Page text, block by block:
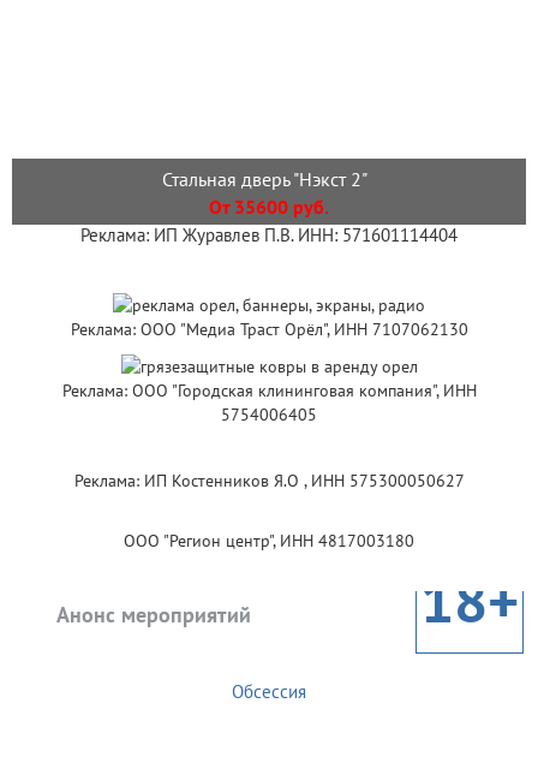
Стальная дверь "Нэкст 2"
От 35600 руб.
Реклама: ИП Журавлев П.В. ИНН: 571601114404
Реклама: ООО "Медиа Траст Орёл", ИНН 7107062130
Реклама: ООО "Городская клининговая компания", ИНН
5754006405
Реклама: ИП Костенников Я.О , ИНН 575300050627
ООО "Регион центр", ИНН 4817003180
Анонс мероприятий 18+
Обсессия